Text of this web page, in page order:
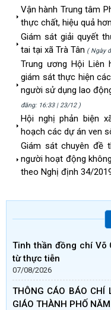
Vận hành Trung tâm
thực chất, hiệu quả hơn
Giám sát giải quyết
tai tại xã Trà Tân ( Ngày
Trung ương Hội Liên
giám sát thực hiện
người sử dụng lao
đăng: 16:33 | 23/12 )
Hội nghị phản biện
hoạch các dự án ven
Giám sát chuyên đề
người hoạt động
theo Nghị định 34/
Tinh thần đồng chí Võ
từ thực tiễn
07/08/2026
THÔNG CÁO BÁO CHÍ
GIÁO THÀNH PHỐ